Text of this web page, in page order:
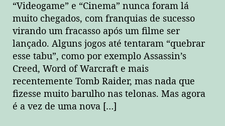
“Videogame” e “Cinema” nunca foram lá
muito chegados, com franquias de sucesso
virando um fracasso após um filme ser
lançado. Alguns jogos até tentaram “quebrar
esse tabu”, como por exemplo Assassin’s
Creed, Word of Warcraft e mais
recentemente Tomb Raider, mas nada que
fizesse muito barulho nas telonas. Mas agora
é a vez de uma nova […]